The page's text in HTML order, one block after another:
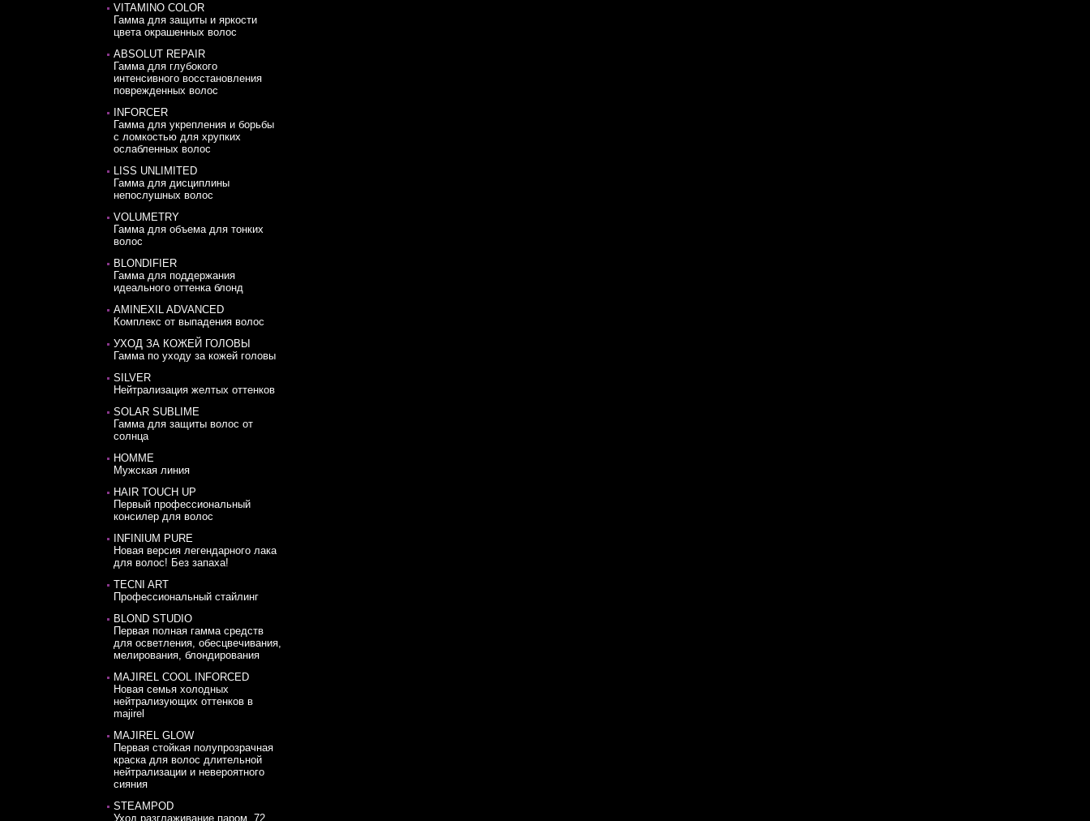
VITAMINO COLOR
Гамма для защиты и яркости
цвета окрашенных волос
ABSOLUT REPAIR
Гамма для глубокого
интенсивного восстановления
поврежденных волос
INFORCER
Гамма для укрепления и борьбы
с ломкостью для хрупких
ослабленных волос
LISS UNLIMITED
Гамма для дисциплины
непослушных волос
VOLUMETRY
Гамма для объема для тонких
волос
BLONDIFIER
Гамма для поддержания
идеального оттенка блонд
AMINEXIL ADVANCED
Комплекс от выпадения волос
УХОД ЗА КОЖЕЙ ГОЛОВЫ
Гамма по уходу за кожей головы
SILVER
Нейтрализация желтых оттенков
SOLAR SUBLIME
Гамма для защиты волос от
солнца
HOMME
Мужская линия
HAIR TOUCH UP
Первый профессиональный
консилер для волос
INFINIUM PURE
Новая версия легендарного лака
для волос! Без запаха!
TECNI ART
Профессиональный стайлинг
BLOND STUDIO
Первая полная гамма средств
для осветления, обесцвечивания,
мелирования, блондирования
MAJIREL COOL INFORCED
Новая семья холодных
нейтрализующих оттенков в
majirel
MAJIREL GLOW
Первая стойкая полупрозрачная
краска для волос длительной
нейтрализации и невероятного
сияния
STEAMPOD
Уход разглаживание паром. 72